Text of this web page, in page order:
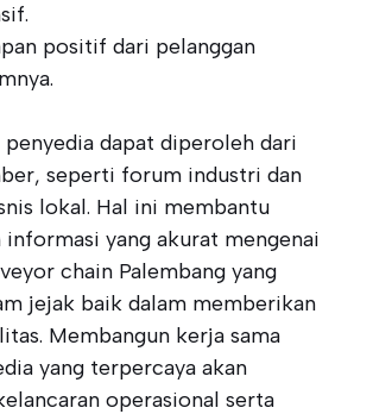
positif dari pelanggan
penyedia dapat diperoleh dari
seperti forum industri dan
lokal. Hal ini membantu
informasi yang akurat mengenai
chain Palembang yang
jejak baik dalam memberikan
Membangun kerja sama
yang terpercaya akan
operasional serta